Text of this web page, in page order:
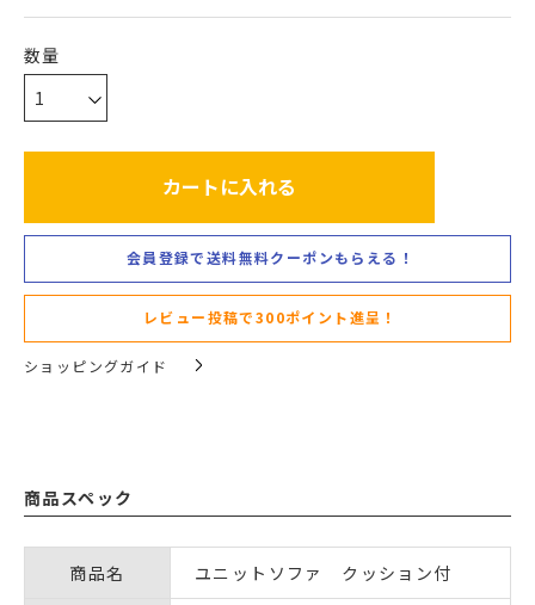
カートに入れる
会員登録で送料無料クーポンもらえる！
レビュー投稿で300ポイント進呈！
ショッピングガイド
商品スペック
商品名 ユニットソファ クッション付